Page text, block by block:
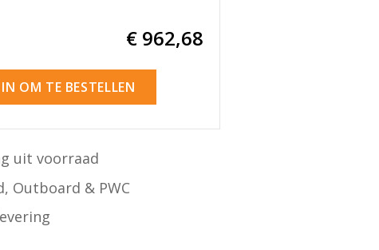
€ 962,68
OM TE BESTELLEN
uit voorraad
Outboard & PWC